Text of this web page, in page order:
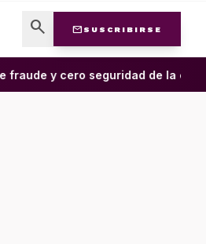
search mail SUSCRIBIRSE
y cero seguridad de la